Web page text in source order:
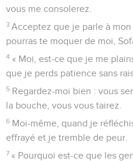
vous me consolerez.
3 Acceptez que je parle à mon
pourras te moquer de moi,
4 « Moi, est-ce que je me
que je perds patience sans
5 Regardez-moi bien : vous
la bouche, vous vous tairez.
6 Moi-même, quand je
effrayé et je tremble de peur.
7 « Pourquoi est-ce que les